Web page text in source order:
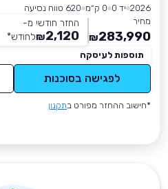
2026 יד 0 0 ק״מ
620 טווח נסיעה
מחיר
283,990
₪
החזר חודשי מ-
2,120
₪לחודש*
תוספות לעיסקה
לפגישה בסוכנות
*חישוב ההחזר מפורט בתקנון